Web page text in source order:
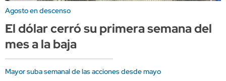
Agosto en descenso
El dólar cerró su primera semana del
mes a la baja
Mayor suba semanal de las acciones desde mayo